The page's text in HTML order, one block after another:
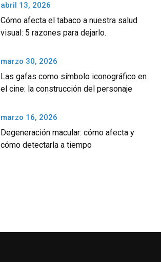
abril 13, 2026
Cómo afecta el tabaco a nuestra salud
visual: 5 razones para dejarlo.
marzo 30, 2026
Las gafas como símbolo iconográfico en
el cine: la construcción del personaje
marzo 16, 2026
Degeneración macular: cómo afecta y
cómo detectarla a tiempo